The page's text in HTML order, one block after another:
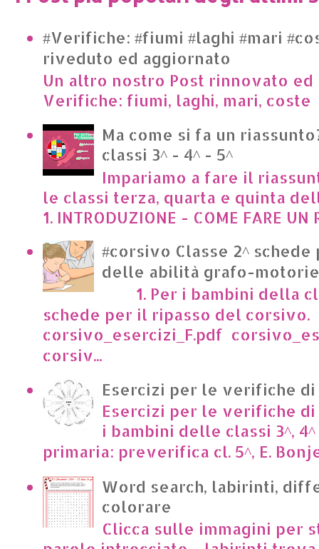
#Verifiche: #fiumi #laghi #mari
riveduto ed aggiornato
Un altro nostro Post rinnovato
Verifiche: fiumi, laghi, mari, coste
Ma come si fa un
classi 3^ - 4^ - 5^
Impariamo a fare il
le classi terza, quarta e quinta
1. INTRODUZIONE - COME FARE UN
#corsivo Classe 2^
delle abilità grafo-motorie
1. Per i bambini della
schede per il ripasso del corsivo.
corsivo_esercizi_F.pdf
corsiv...
Esercizi per le verifiche
Esercizi per le verifiche
i bambini delle classi 3^,
primaria: preverifica cl. 5^, E.
Word search, labirinti,
colorare
Clicca sulle immagini per